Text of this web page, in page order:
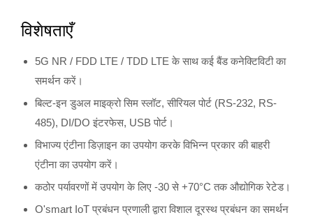
विशेषताएँ
5G NR / FDD LTE / TDD LTE के साथ कई बैंड कनेक्टिविटी का
समर्थन करें।
बिल्ट-इन डुअल माइक्रो सिम स्लॉट, सीरियल पोर्ट (RS-232, RS-
485), DI/DO इंटरफेस, USB पोर्ट।
विभाज्य एंटीना डिज़ाइन का उपयोग करके विभिन्न प्रकार की बाहरी
एंटीना का उपयोग करें।
कठोर पर्यावरणों में उपयोग के लिए -30 से +70°C तक औद्योगिक रेटेड।
O'smart IoT प्रबंधन प्रणाली द्वारा विशाल दूरस्थ प्रबंधन का समर्थन